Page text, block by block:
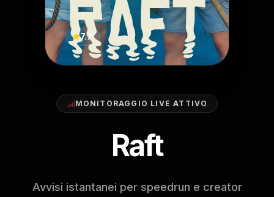
MONITORAGGIO LIVE ATTIVO
Raft
Avvisi istantanei per speedrun e creator
7.7